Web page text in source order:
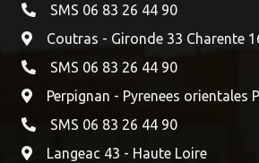
SMS 06 83 26 44 90
Coutras - Gironde 33 Charente
SMS 06 83 26 44 90
Perpignan - Pyrenees orientales
SMS 06 83 26 44 90
Langeac 43 - Haute Loire